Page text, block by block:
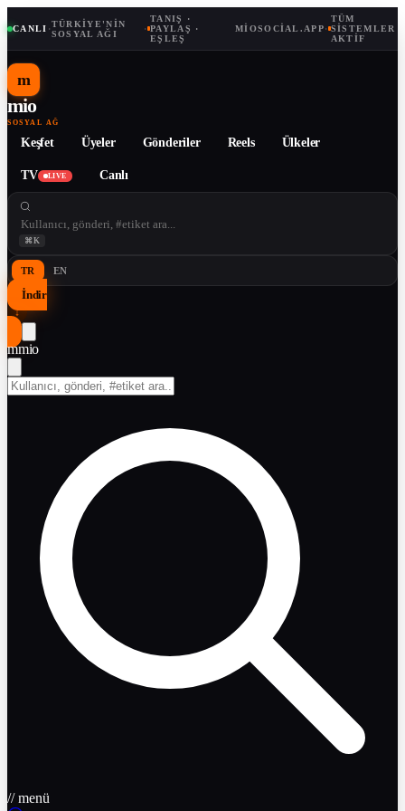
CANLI ·TÜRKIYE'NIN
SOSYAL AĞI
·
TANIŞ ·
PAYLAŞ ·
EŞLEŞ
MIOSOCIAL.APP·
TÜM
SISTEMLER
AKTIF
m
mio
SOSYAL AĞ
Keşfet Üyeler Gönderiler Reels Ülkeler
TV LIVE Canlı
⌘K
TR EN
İndir
↓
mmio
// menü